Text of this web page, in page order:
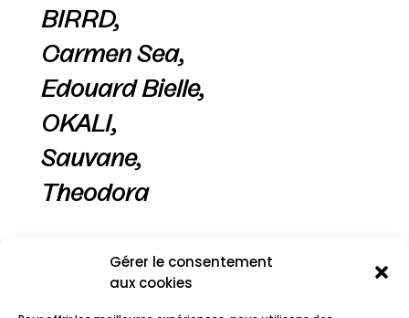
Gérer le consentement
aux cookies
BIRRD,
Carmen Sea,
Edouard Bielle,
OKALI,
Sauvane,
Theodora